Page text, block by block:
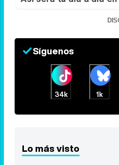
Todos lo haremos en 2026
Síguenos